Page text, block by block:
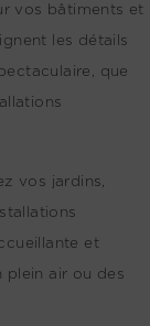
vos bâtiments et
les détails
que
vos jardins,
et
plein air ou des